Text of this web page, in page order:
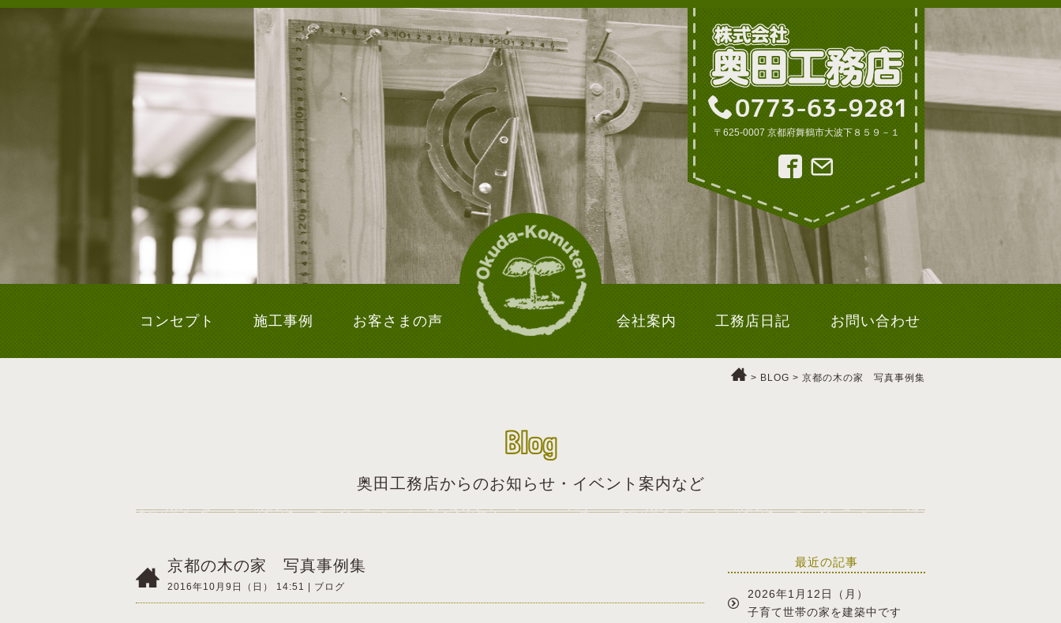
〒625-0007 京都府舞鶴市大波下８５９－１
コンセプト 施工事例 お客さまの声 会社案内 工務店日記 お問い合わせ
> BLOG > 京都の木の家 写真事例集
Blog
奥田工務店からのお知らせ・イベント案内など
京都の木の家 写真事例集
2016年10月9日（日） 14:51 | ブログ
最近の記事
2026年1月12日（月）
子育て世帯の家を建築中です